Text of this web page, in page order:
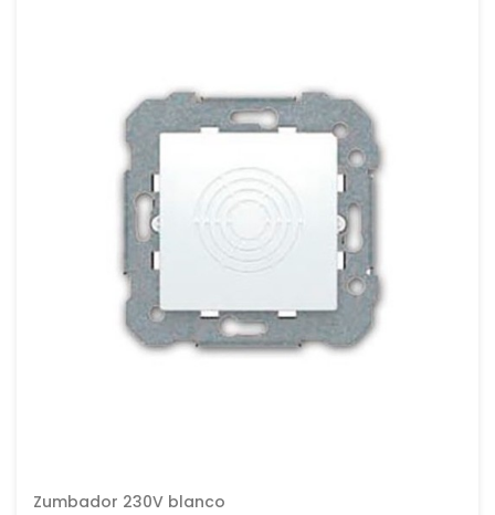
Zumbador 230V blanco